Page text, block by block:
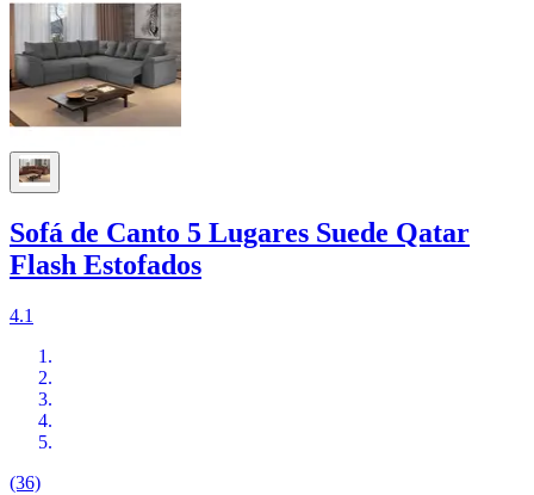
Sofá de Canto 5 Lugares Suede Qatar
Flash Estofados
4.1
(36)